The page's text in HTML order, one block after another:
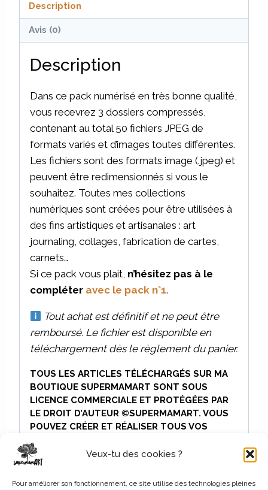
Veux-tu des cookies ?
Pour améliorer son fonctionnement, ce site utilise des technologies pleines
Description
Avis (0)
Description
Dans ce pack numérisé en très bonne qualité,
vous recevrez 3 dossiers compressés,
contenant au total 50 fichiers JPEG de
formats variés et d’images toutes différentes.
Les fichiers sont des formats image (.jpeg) et
peuvent être redimensionnés si vous le
souhaitez. Toutes mes collections
numériques sont créées pour être utilisées à
des fins artistiques et artisanales : art
journaling, collages, fabrication de cartes,
carnets…
Si ce pack vous plait, n’hésitez pas à le
compléter avec le pack n°1.
Tout achat est définitif et ne peut être
remboursé. Le fichier est disponible en
téléchargement dès le règlement du panier.
TOUS LES ARTICLES TÉLÉCHARGÉS SUR MA
BOUTIQUE SUPERMAMART SONT SOUS
LICENCE COMMERCIALE ET PROTÉGÉES PAR
LE DROIT D’AUTEUR ©SUPERMAMART. VOUS
POUVEZ CRÉER ET RÉALISER TOUS VOS
PAPIERS. VOUS POUVEZ ÉGALEMENT
REVENDRE VOS CRÉATIONS, DÈS LORS QUE
VOUS NE VENDEZ NI DIFFUSEZ MES FICHIERS.